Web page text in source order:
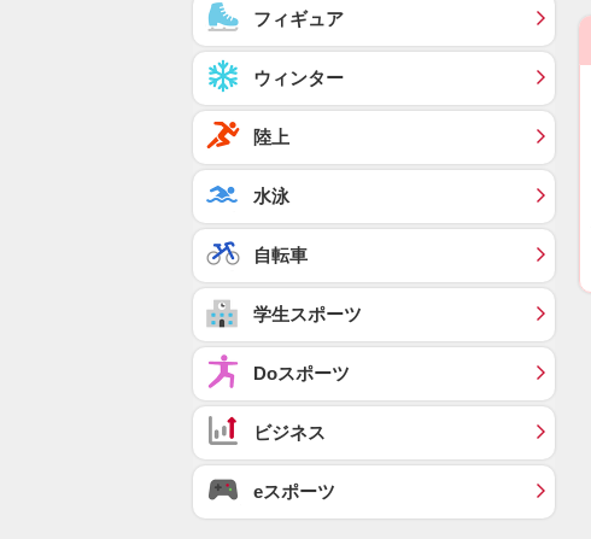
フィギュア
ウィンター
陸上
水泳
自転車
学生スポーツ
Doスポーツ
ビジネス
eスポーツ